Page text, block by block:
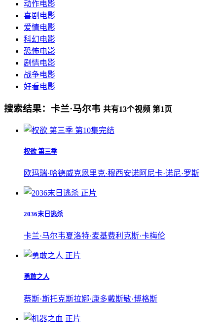
动作电影
喜剧电影
爱情电影
科幻电影
恐怖电影
剧情电影
战争电影
好看电影
搜索结果： 卡兰·马尔韦 共有13个视频 第1 页
第10集完结
权欲 第三季
欧玛瑞·哈德威克恩里克·穆西安诺阿尼卡·诺尼·罗斯
正片
2036末日逃杀
卡兰·马尔韦夏洛特·麦基费利克斯·卡梅伦
正片
勇敢之人
蔡斯·斯托克斯拉娜·康多戴斯敏·博格斯
正片